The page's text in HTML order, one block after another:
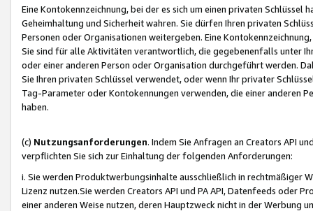
Eine Kontokennzeichnung, bei der es sich um einen privaten
Geheimhaltung und Sicherheit wahren. Sie dürfen Ihren privaten
Personen oder Organisationen weitergeben. Eine
Sie sind für alle Aktivitäten verantwortlich, die gegebenenfalls unter
oder einer anderen Person oder Organisation durchgeführt werden.
Sie Ihren privaten Schlüssel verwendet, oder wenn Ihr privater
Tag-Parameter oder Kontokennungen verwenden, die einer anderen
haben.
(c) Nutzungsanforderungen. Indem Sie Anfragen an Creators API
verpflichten Sie sich zur Einhaltung der folgenden Anforderungen:
i. Sie werden Produktwerbungsinhalte ausschließlich in rechtmäßiger
Lizenz nutzen.Sie werden Creators API und PA API, Datenfeeds oder
einer anderen Weise nutzen, deren Hauptzweck nicht in der Werbung